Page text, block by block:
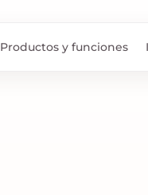
Productos y funciones